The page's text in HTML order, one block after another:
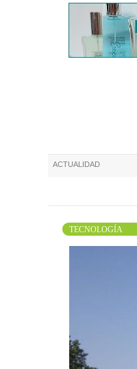
ACTUALIDAD
TECNOLOGÍA